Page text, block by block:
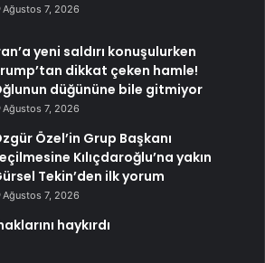
Ağustos 7, 2026
yeni saldırı konuşulurken
dikkat çeken hamle!
düğününe bile gitmiyor
Ağustos 7, 2026
Özel’in Grup Başkanı
Kılıçdaroğlu’na yakın
Tekin’den ilk yorum
Ağustos 7, 2026
haykırdı